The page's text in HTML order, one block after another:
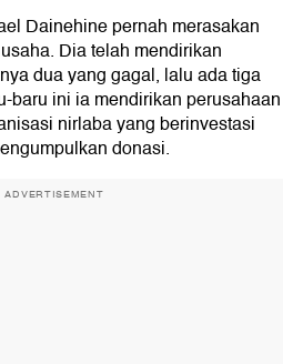
Dainehine pernah merasakan
Dia telah mendirikan
dua yang gagal, lalu ada tiga
baru ini ia mendirikan perusahaan
nirlaba yang berinvestasi
donasi.
ADVERTISEMENT